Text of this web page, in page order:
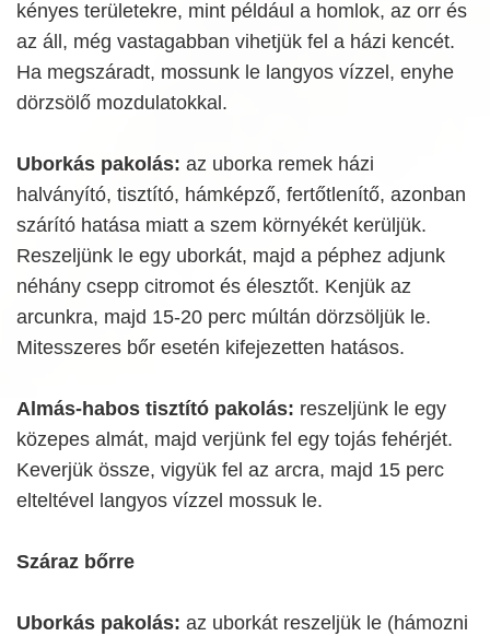
kényes területekre, mint például a homlok, az orr és
az áll, még vastagabban vihetjük fel a házi kencét.
Ha megszáradt, mossunk le langyos vízzel, enyhe
dörzsölő mozdulatokkal.
Uborkás pakolás: az uborka remek házi
halványító, tisztító, hámképző, fertőtlenítő, azonban
szárító hatása miatt a szem környékét kerüljük.
Reszeljünk le egy uborkát, majd a péphez adjunk
néhány csepp citromot és élesztőt. Kenjük az
arcunkra, majd 15-20 perc múltán dörzsöljük le.
Mitesszeres bőr esetén kifejezetten hatásos.
Almás-habos tisztító pakolás: reszeljünk le egy
közepes almát, majd verjünk fel egy tojás fehérjét.
Keverjük össze, vigyük fel az arcra, majd 15 perc
elteltével langyos vízzel mossuk le.
Száraz bőrre
Uborkás pakolás: az uborkát reszeljük le (hámozni